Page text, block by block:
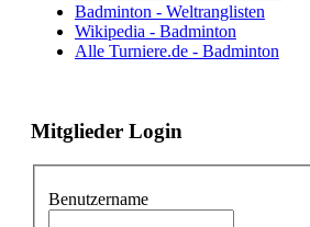
Badminton - Weltranglisten
Wikipedia - Badminton
Alle Turniere.de - Badminton
Mitglieder Login
Benutzername